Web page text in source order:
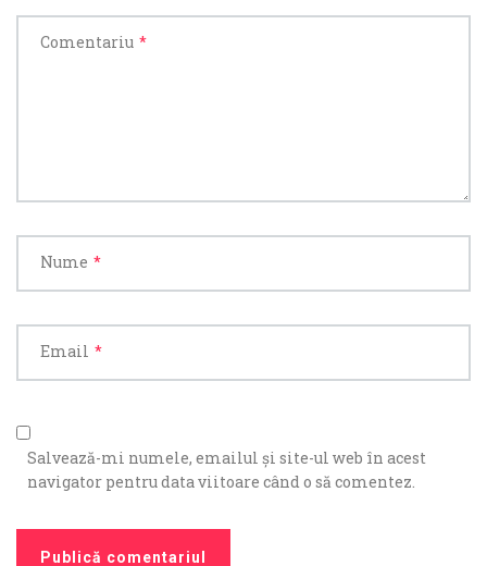
Comentariu *
Nume *
Email *
Salvează-mi numele, emailul și site-ul web în acest
navigator pentru data viitoare când o să comentez.